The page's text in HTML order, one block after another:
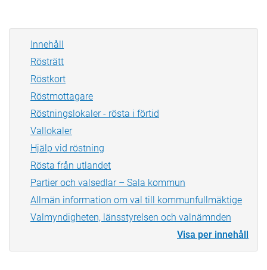
Innehåll
Rösträtt
Röstkort
Röstmottagare
Röstningslokaler - rösta i förtid
Vallokaler
Hjälp vid röstning
Rösta från utlandet
Partier och valsedlar – Sala kommun
Allmän information om val till kommunfullmäktige
Valmyndigheten, länsstyrelsen och valnämnden
Visa per innehåll